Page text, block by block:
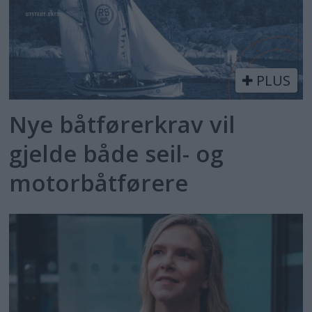
PLUS
Nye båtførerkrav vil
gjelde både seil- og
motorbåtførere